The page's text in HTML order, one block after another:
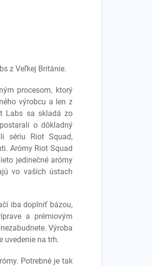
z Veľkej Británie.
procesom, ktorý
výrobcu a len z
Labs sa skladá zo
o dôkladný
sériu Riot Squad,
Arómy Riot Squad
jedinečné arómy
vo vašich ústach
iba doplniť bázou,
a prémiovým
Výroba
uvedenie na trh.
Potrebné je tak